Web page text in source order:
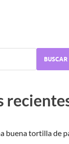
BUSCAR
buena tortilla de